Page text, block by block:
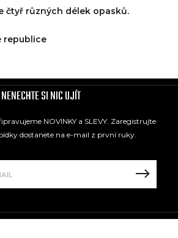
čtyř různých délek opasků.
republice
NENECHTE SI NIC UJÍT
NOVINKY a SLEVY. Zaregistrujte
dostanete na e-mail z první ruky.